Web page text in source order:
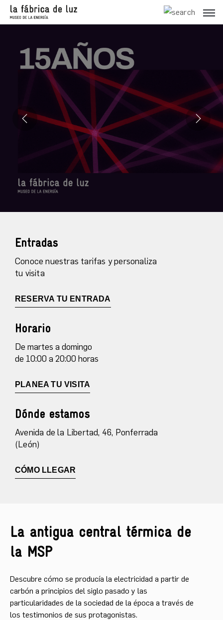
Entradas
Conoce nuestras tarifas y personaliza
tu visita
RESERVA TU ENTRADA
Horario
De martes a domingo
de 10:00 a 20:00 horas
PLANEA TU VISITA
Dónde estamos
Avenida de la Libertad, 46, Ponferrada
(León)
CÓMO LLEGAR
La antigua central térmica de
la MSP​
Descubre cómo se producía la electricidad a partir de
carbón a principios del siglo pasado y las
particularidades de la sociedad de la época a través de
los testimonios de sus protagonistas.